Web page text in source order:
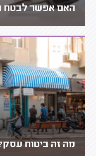
האם אפשר לבטח
מה זה ביטוח